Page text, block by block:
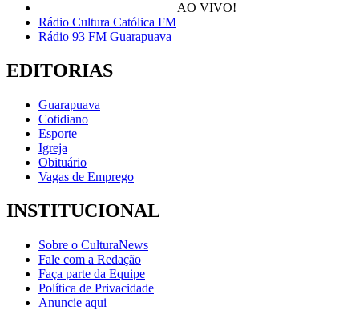
AO VIVO!
Rádio Cultura Católica FM
Rádio 93 FM Guarapuava
EDITORIAS
Guarapuava
Cotidiano
Esporte
Igreja
Obituário
Vagas de Emprego
INSTITUCIONAL
Sobre o CulturaNews
Fale com a Redação
Faça parte da Equipe
Política de Privacidade
Anuncie aqui